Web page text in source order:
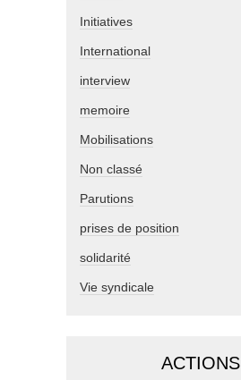
Initiatives
International
interview
memoire
Mobilisations
Non classé
Parutions
prises de position
solidarité
Vie syndicale
ACTIONS